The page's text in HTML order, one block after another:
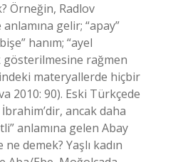
Örneğin, Radlov
gelir; “apay”
hanım; “ayel
gösterilmesine rağmen
materyallerde hiçbir
2010: 90). Eski Türkçede
İbrahim’dir, ancak daha
anlamına gelen Abay
ne demek? Yaşlı kadın